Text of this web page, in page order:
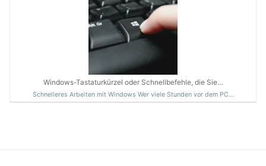
Windows-Tastaturkürzel oder Schnellbefehle, die Sie…
Schnelleres Arbeiten mit Windows Wer viele Stunden vor dem PC…